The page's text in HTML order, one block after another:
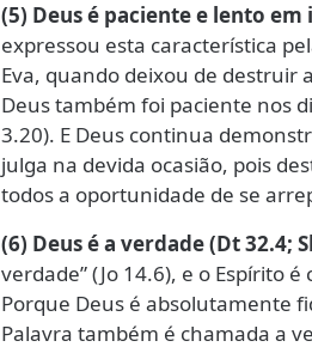
(5) Deus é paciente e lento em
expressou esta característica
Eva, quando deixou de destruir
Deus também foi paciente nos
3.20). E Deus continua
julga na devida ocasião, pois
todos a oportunidade de se
(6) Deus é a verdade (Dt 32.4;
verdade” (Jo 14.6), e o Espírito
Porque Deus é absolutamente
Palavra também é chamada a